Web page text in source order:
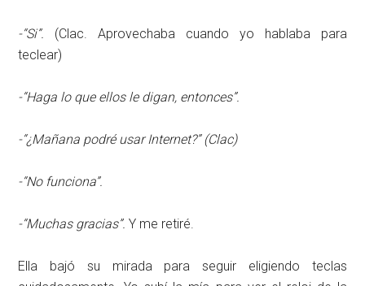
-“Si”. (Clac. Aprovechaba cuando yo hablaba para
teclear)
-“Haga lo que ellos le digan, entonces”.
-“¿Mañana podré usar Internet?” (Clac)
-“No funciona”.
-“Muchas gracias”. Y me retiré.
Ella bajó su mirada para seguir eligiendo teclas